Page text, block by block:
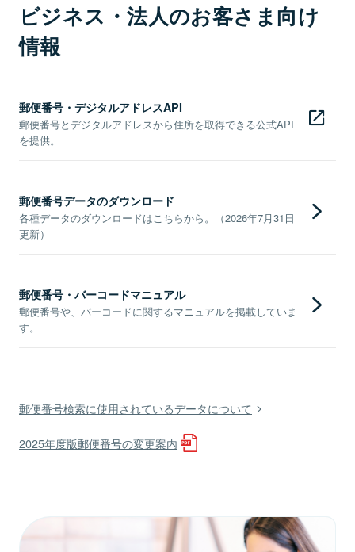
ビジネス・法人のお客さま向け
情報
郵便番号・デジタルアドレスAPI
郵便番号とデジタルアドレスから住所を取得できる公式API
を提供。
郵便番号データのダウンロード
各種データのダウンロードはこちらから。（2026年7月31日
更新）
郵便番号・バーコードマニュアル
郵便番号や、バーコードに関するマニュアルを掲載していま
す。
郵便番号検索に使用されているデータについて
2025年度版郵便番号の変更案内